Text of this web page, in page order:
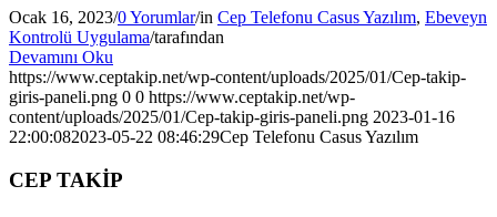
Ocak 16, 2023/0 Yorumlar/in Cep Telefonu Casus Yazılım, Ebeveyn
Kontrolü Uygulama/tarafından
Devamını Oku
https://www.ceptakip.net/wp-content/uploads/2025/01/Cep-takip-
giris-paneli.png 0 0 https://www.ceptakip.net/wp-
content/uploads/2025/01/Cep-takip-giris-paneli.png 2023-01-16
22:00:082023-05-22 08:46:29Cep Telefonu Casus Yazılım
CEP TAKİP